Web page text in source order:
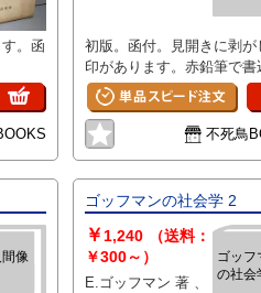
。函
初版。函付。見開きに剥が
印があります。赤鉛筆で書
全体に強いヤケシミ汚れが
す。函縁に強い破れがあり
不死鳥
像
ゴッフマンの社会学 2
ゴッフ
の社会
￥ 1,240
（送料：
￥300～）
E.ゴッフマン 著 、